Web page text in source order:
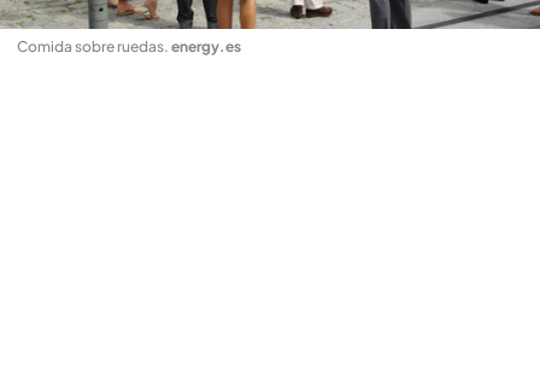
Comida sobre ruedas. energy.es